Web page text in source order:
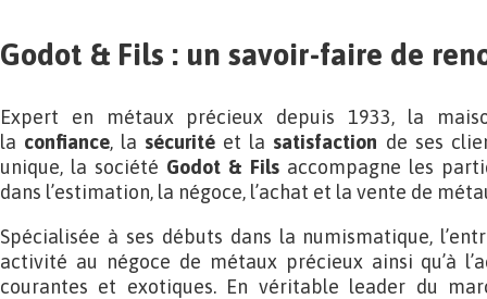
Godot & Fils : un savoir-faire de
Expert en métaux précieux depuis 1933, la
la confiance, la sécurité et la satisfaction de ses
unique, la société Godot & Fils accompagne les
dans l’estimation, la négoce, l’achat et la vente de
Spécialisée à ses débuts dans la numismatique,
activité au négoce de métaux précieux ainsi qu’à
courantes et exotiques. En véritable leader du